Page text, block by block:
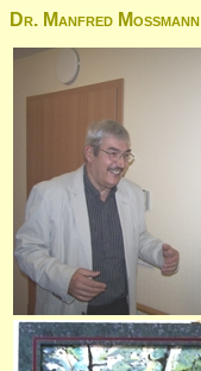
Dr. Manfred Moßmann